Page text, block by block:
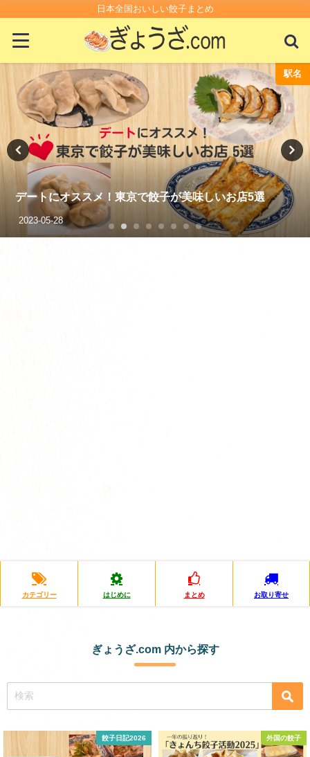
日本全国おいしい餃子まとめ
豆知識
餃子はキャベツと白菜どっち派？中国は白菜って本当!?
2021-08-31
カテゴリー はじめに まとめ お取り寄せ
ぎょうざ.com 内から探す
外国の餃子 コンビニ・スーパー